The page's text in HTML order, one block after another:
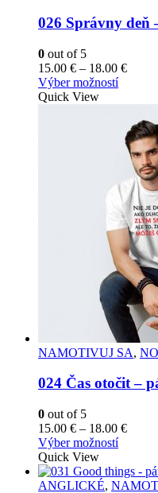
Možnosti
si
vybrať
na
stránke
026 Správny deň
0 out of 5
15.00 € – 18.00 €Price
18.00
Výber možnostíTento
viacero
môžete
vybrať
na
stránke
Quick View
NAMOTIVUJ SA,
024 Čas otočit –
0 out of 5
15.00 € – 18.00 €Price
18.00
Výber možnostíTento
má
viacero
Quick View
ANGLICKÉ,